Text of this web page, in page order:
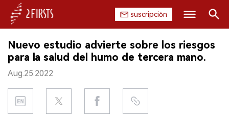
suscripción
INICIO
EMPRESA
PRODUCTO
Buscar
Nuevo estudio advierte sobre los riesgos
para la salud del humo de tercera mano.
Aug.25.2022